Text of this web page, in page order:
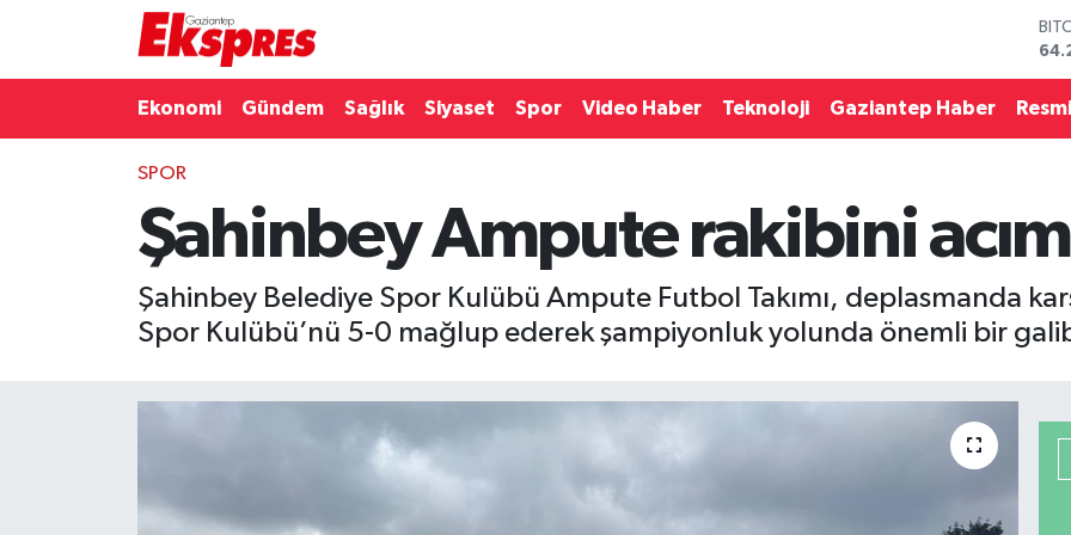
Ekonomi Gündem Sağlık Siyaset Spor Video Haber Teknoloji Gaziantep Haber
SPOR
Şahinbey Ampute rakibini
Şahinbey Belediye Spor Kulübü Ampute Futbol Takımı, deplasmanda
Spor Kulübü’nü 5-0 mağlup ederek şampiyonluk yolunda önemli bir
Gaziantep son dakika
Gündem
Puan Durumu ve Fikstür
Tüm Manşetler
Son Dakika Haberleri